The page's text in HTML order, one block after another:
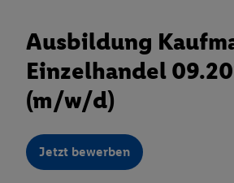
Ausbildung
Einzelhandel
(m/w/d)
Jetzt bewerben